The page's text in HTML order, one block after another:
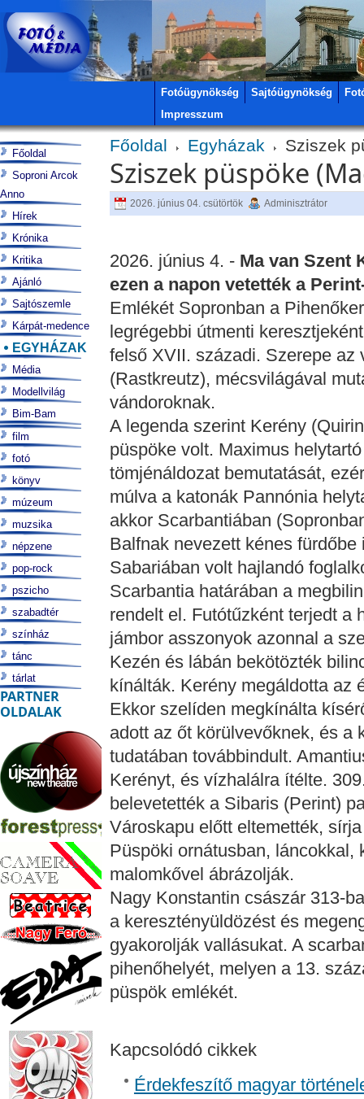
Fotóügynökség Sajtóügynökség
Impresszum
Főoldal Egyházak Sziszek
Sziszek püspöke
2026. június 04. csütörtök Adminisztrátor
2026. június 4. - Ma van Szent
ezen a napon vetették a
Emlékét Sopronban a
legrégebbi útmenti
felső XVII. századi. Szerepe
(Rastkreutz), mécsvilágával
vándoroknak.
A legenda szerint Kerény
püspöke volt. Maximus
tömjénáldozat bemutatását,
múlva a katonák Pannónia
akkor Scarbantiában
Balfnak nevezett kénes
Sabariában volt hajlandó
Scarbantia határában a
rendelt el. Futótűzként terjedt a
jámbor asszonyok azonnal a
Kezén és lábán bekötözték
kínálták. Kerény megáldotta az
Ekkor szelíden megkínálta
adott az őt körülvevőknek, és a
tudatában továbbindult.
Kerényt, és vízhalálra ítélte.
belevetették a Sibaris (Perint)
Városkapu előtt eltemették,
Püspöki ornátusban, láncokkal,
malomkővel ábrázolják.
Nagy Konstantin császár 313-
a keresztényüldözést és
gyakorolják vallásukat. A
pihenőhelyét, melyen a 13.
püspök emlékét.
Kapcsolódó cikkek
Érdekfeszítő magyar
Főoldal
Soproni Arcok
Anno
Hírek
Krónika
Kritika
Ajánló
Sajtószemle
Kárpát-medence
EGYHÁZAK
Média
Modellvilág
Bim-Bam
film
fotó
könyv
múzeum
muzsika
népzene
pop-rock
pszicho
szabadtér
színház
tánc
tárlat
PARTNER
OLDALAK